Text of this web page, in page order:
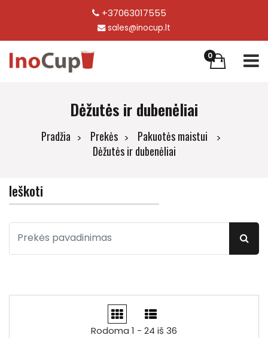
+37063017555
sales@inocup.lt
0
Dėžutės ir dubenėliai
Pradžia Prekės
Pakuotės maistui
Dėžutės ir dubenėliai
Ieškoti
Rodoma 1 - 24 iš 36